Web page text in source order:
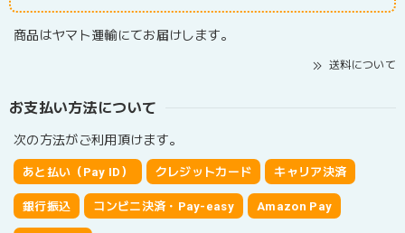
商品はヤマト運輸にてお届けします。
送料について
お支払い方法について
次の方法がご利用頂けます。
あと払い（Pay ID） クレジットカード キャリア決済
銀行振込 コンビニ決済・Pay-easy Amazon Pay